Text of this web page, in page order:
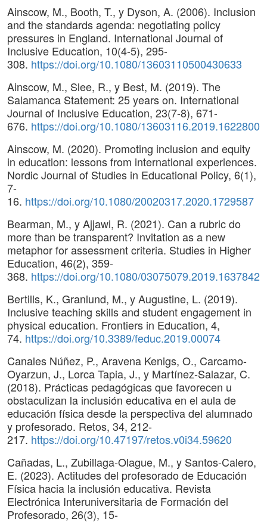
Ainscow, M., Booth, T., y Dyson, A. (2006). Inclusion
and the standards agenda: negotiating policy
pressures in England. International Journal of
Inclusive Education, 10(4-5), 295-
308. https://doi.org/10.1080/13603110500430633
Ainscow, M., Slee, R., y Best, M. (2019). The
Salamanca Statement: 25 years on. International
Journal of Inclusive Education, 23(7-8), 671-
676. https://doi.org/10.1080/13603116.2019.1622800
Ainscow, M. (2020). Promoting inclusion and equity
in education: lessons from international experiences.
Nordic Journal of Studies in Educational Policy, 6(1),
7-
16. https://doi.org/10.1080/20020317.2020.1729587
Bearman, M., y Ajjawi, R. (2021). Can a rubric do
more than be transparent? Invitation as a new
metaphor for assessment criteria. Studies in Higher
Education, 46(2), 359-
368. https://doi.org/10.1080/03075079.2019.1637842
Bertills, K., Granlund, M., y Augustine, L. (2019).
Inclusive teaching skills and student engagement in
physical education. Frontiers in Education, 4,
74. https://doi.org/10.3389/feduc.2019.00074
Canales Núñez, P., Aravena Kenigs, O., Carcamo-
Oyarzun, J., Lorca Tapia, J., y Martínez-Salazar, C.
(2018). Prácticas pedagógicas que favorecen u
obstaculizan la inclusión educativa en el aula de
educación física desde la perspectiva del alumnado
y profesorado. Retos, 34, 212-
217. https://doi.org/10.47197/retos.v0i34.59620
Cañadas, L., Zubillaga-Olague, M., y Santos-Calero,
E. (2023). Actitudes del profesorado de Educación
Física hacia la inclusión educativa. Revista
Electrónica Interuniversitaria de Formación del
Profesorado, 26(3), 15-